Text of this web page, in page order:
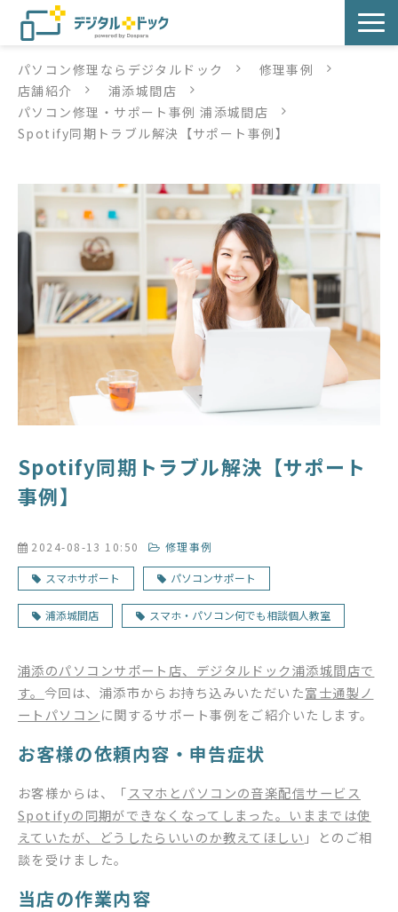
パソコン修理
サービス
店舗紹介
デジタルドックブログ
パソコン修理ならデジタルドック
修理事例
店舗紹介
浦添城間店
パソコン修理・サポート事例 浦添城間店
Spotify同期トラブル解決【サポート事例】
Spotify同期トラブル解決【サポート
事例】
2024-08-13 10:50 修理事例
スマホサポート パソコンサポート
浦添城間店 スマホ・パソコン何でも相談個人教室
浦添のパソコンサポート店、デジタルドック浦添城間店で
す。 今回は、浦添市からお持ち込みいただいた富士通製ノ
ートパソコン に関するサポート事例をご紹介いたします。
お客様の依頼内容・申告症状
お客様からは、「スマホとパソコンの音楽配信サービス
Spotifyの同期ができなくなってしまった。いままでは使
えていたが、どうしたらいいのか教えてほしい 」とのご相
談を受けました。
当店の作業内容